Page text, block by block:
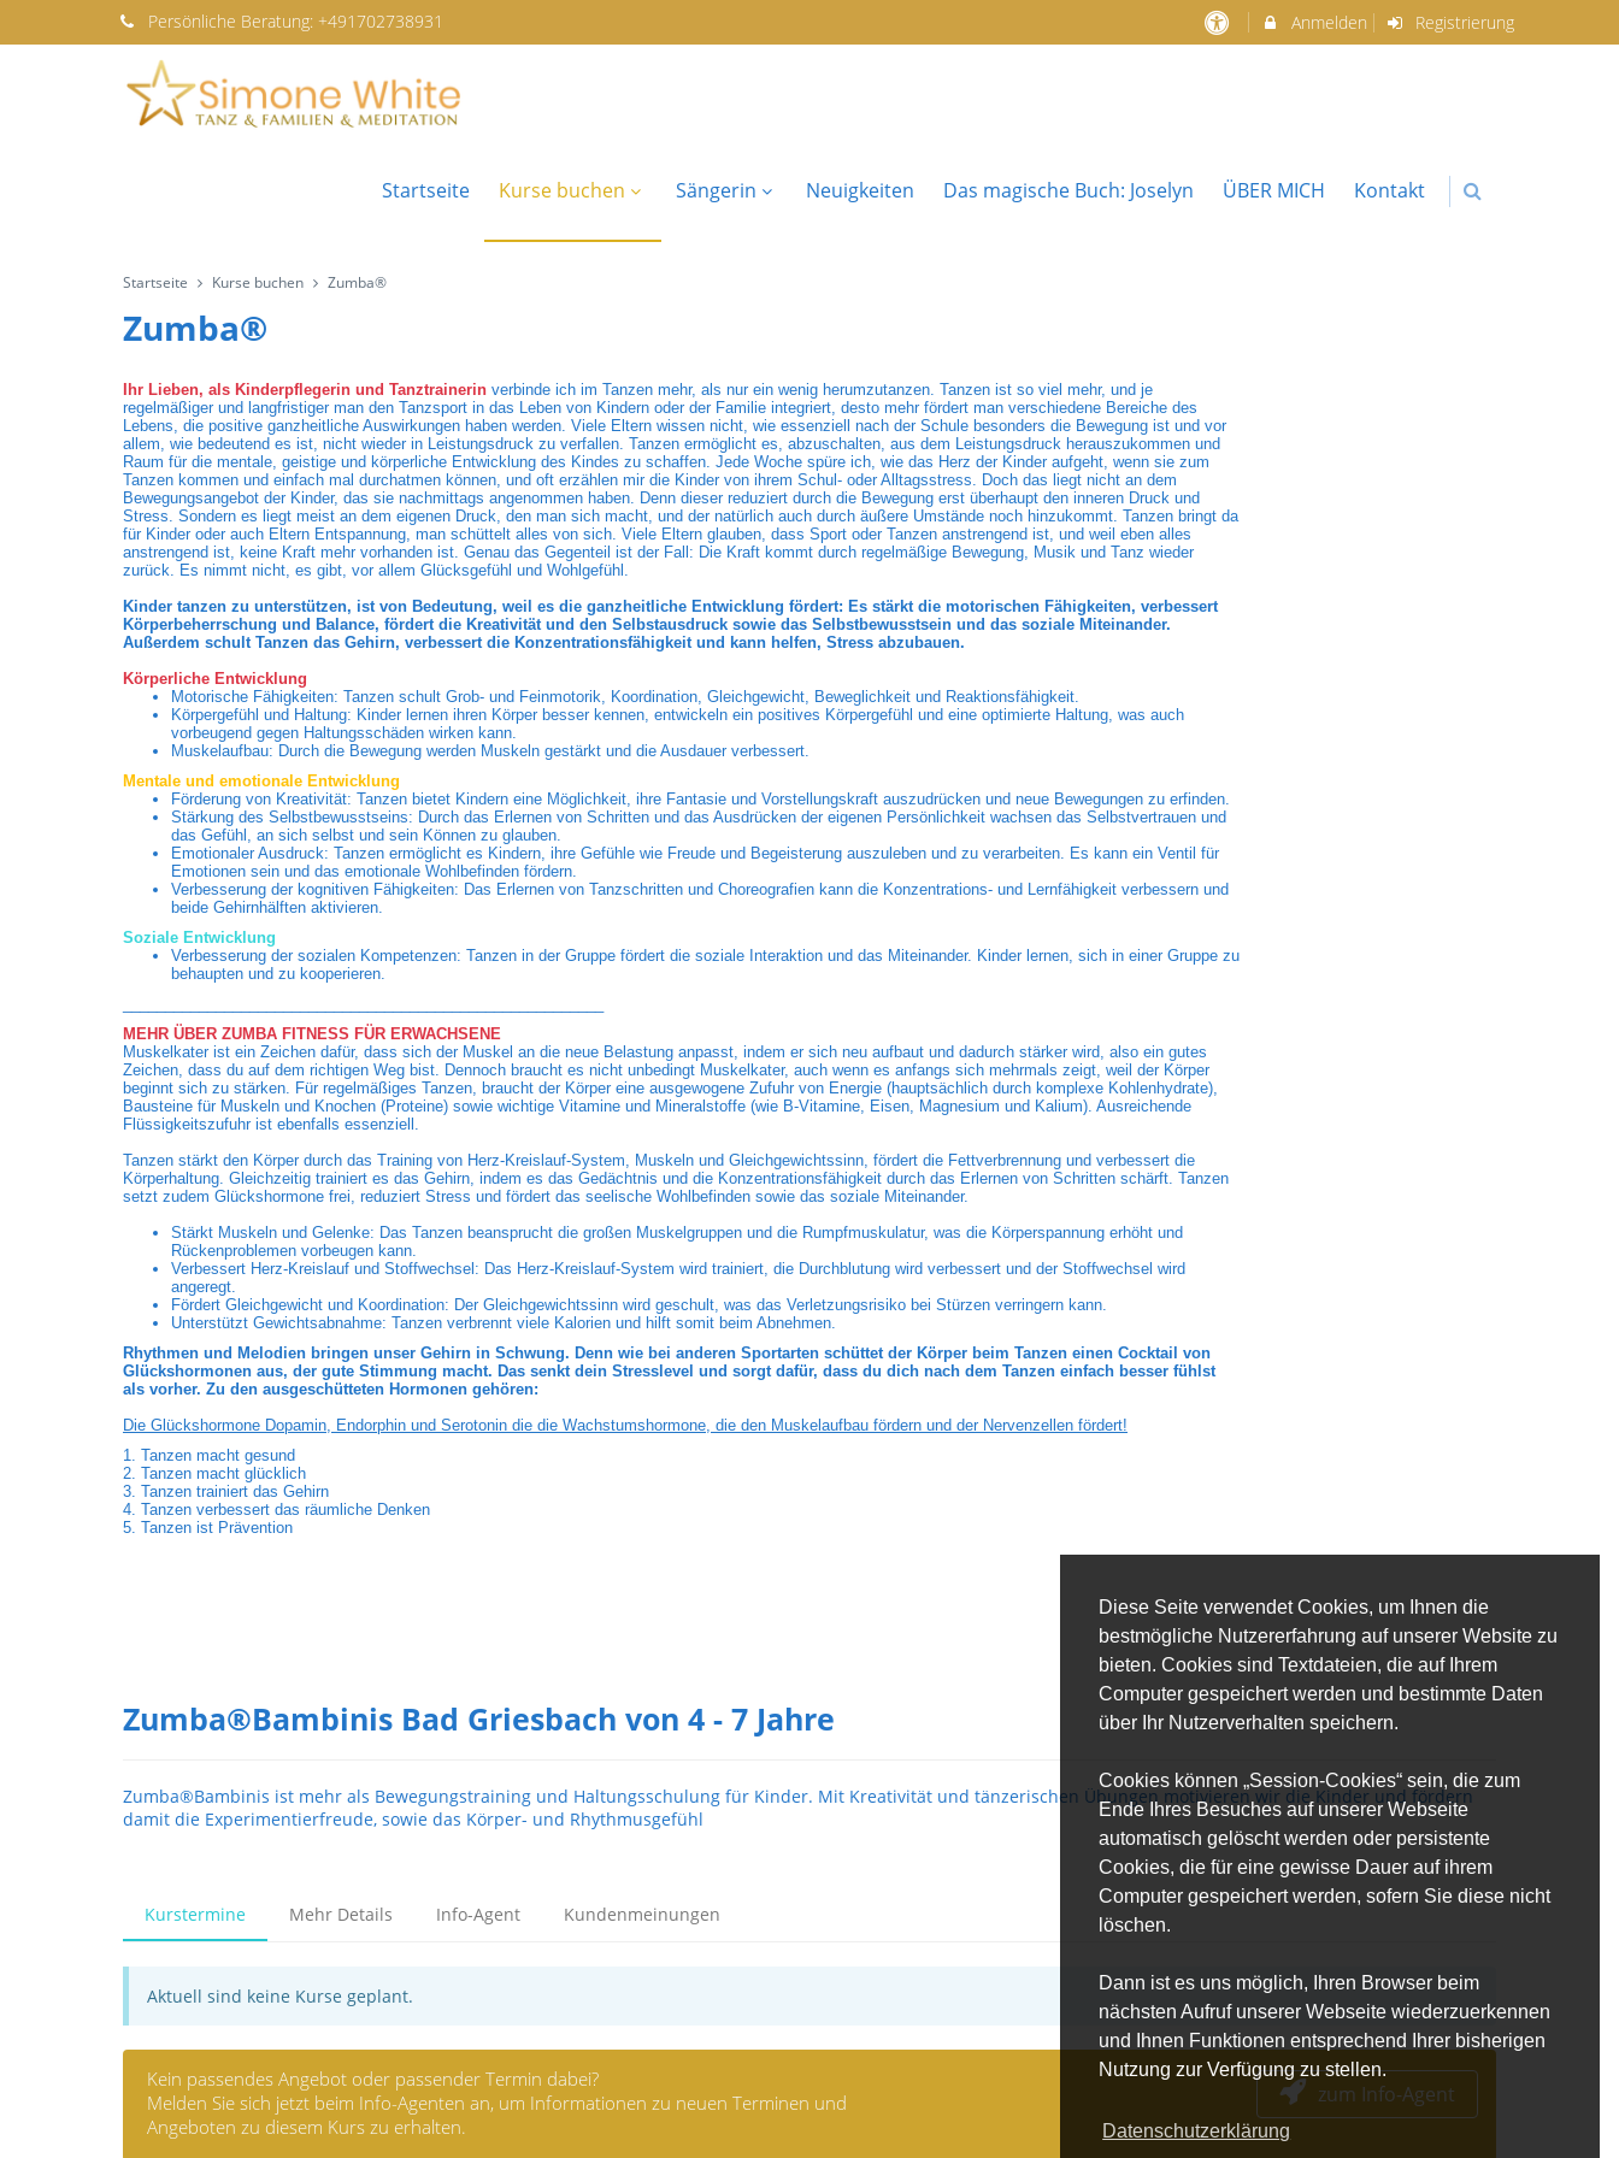
Diese Seite verwendet Cookies, um Ihnen die
bestmögliche Nutzererfahrung auf unserer Website zu
bieten. Cookies sind Textdateien, die auf Ihrem
Computer gespeichert werden und bestimmte Daten
über Ihr Nutzerverhalten speichern.
Cookies können „Session-Cookies“ sein, die zum
Ende Ihres Besuches auf unserer Webseite
automatisch gelöscht werden oder persistente
Cookies, die für eine gewisse Dauer auf ihrem
Computer gespeichert werden, sofern Sie diese nicht
löschen.
Dann ist es uns möglich, Ihren Browser beim
nächsten Aufruf unserer Webseite wiederzuerkennen
und Ihnen Funktionen entsprechend Ihrer bisherigen
Nutzung zur Verfügung zu stellen.
Datenschutzerklärung
Persönliche Beratung: +491702738931 Anmelden Registrierung
Startseite Kurse buchen Sängerin Neuigkeiten Das magische Buch: Joselyn ÜBER MICH Kontakt
Startseite Kurse buchen Zumba®
Zumba®
Ihr Lieben, als Kinderpflegerin und Tanztrainerin verbinde ich im Tanzen mehr, als nur ein wenig herumzutanzen. Tanzen ist so viel mehr, und je
regelmäßiger und langfristiger man den Tanzsport in das Leben von Kindern oder der Familie integriert, desto mehr fördert man verschiedene Bereiche des
Lebens, die positive ganzheitliche Auswirkungen haben werden. Viele Eltern wissen nicht, wie essenziell nach der Schule besonders die Bewegung ist und vor
allem, wie bedeutend es ist, nicht wieder in Leistungsdruck zu verfallen. Tanzen ermöglicht es, abzuschalten, aus dem Leistungsdruck herauszukommen und
Raum für die mentale, geistige und körperliche Entwicklung des Kindes zu schaffen. Jede Woche spüre ich, wie das Herz der Kinder aufgeht, wenn sie zum
Tanzen kommen und einfach mal durchatmen können, und oft erzählen mir die Kinder von ihrem Schul- oder Alltagsstress. Doch das liegt nicht an dem
Bewegungsangebot der Kinder, das sie nachmittags angenommen haben. Denn dieser reduziert durch die Bewegung erst überhaupt den inneren Druck und
Stress. Sondern es liegt meist an dem eigenen Druck, den man sich macht, und der natürlich auch durch äußere Umstände noch hinzukommt. Tanzen bringt da
für Kinder oder auch Eltern Entspannung, man schüttelt alles von sich. Viele Eltern glauben, dass Sport oder Tanzen anstrengend ist, und weil eben alles
anstrengend ist, keine Kraft mehr vorhanden ist. Genau das Gegenteil ist der Fall: Die Kraft kommt durch regelmäßige Bewegung, Musik und Tanz wieder
zurück. Es nimmt nicht, es gibt, vor allem Glücksgefühl und Wohlgefühl.
Kinder tanzen zu unterstützen, ist von Bedeutung, weil es die ganzheitliche Entwicklung fördert: Es stärkt die motorischen Fähigkeiten, verbessert
Körperbeherrschung und Balance, fördert die Kreativität und den Selbstausdruck sowie das Selbstbewusstsein und das soziale Miteinander.
Außerdem schult Tanzen das Gehirn, verbessert die Konzentrationsfähigkeit und kann helfen, Stress abzubauen.
Körperliche Entwicklung
Motorische Fähigkeiten: Tanzen schult Grob- und Feinmotorik, Koordination, Gleichgewicht, Beweglichkeit und Reaktionsfähigkeit.
Körpergefühl und Haltung: Kinder lernen ihren Körper besser kennen, entwickeln ein positives Körpergefühl und eine optimierte Haltung, was auch
vorbeugend gegen Haltungsschäden wirken kann.
Muskelaufbau: Durch die Bewegung werden Muskeln gestärkt und die Ausdauer verbessert.
Mentale und emotionale Entwicklung
Förderung von Kreativität: Tanzen bietet Kindern eine Möglichkeit, ihre Fantasie und Vorstellungskraft auszudrücken und neue Bewegungen zu erfinden.
Stärkung des Selbstbewusstseins: Durch das Erlernen von Schritten und das Ausdrücken der eigenen Persönlichkeit wachsen das Selbstvertrauen und
das Gefühl, an sich selbst und sein Können zu glauben.
Emotionaler Ausdruck: Tanzen ermöglicht es Kindern, ihre Gefühle wie Freude und Begeisterung auszuleben und zu verarbeiten. Es kann ein Ventil für
Emotionen sein und das emotionale Wohlbefinden fördern.
Verbesserung der kognitiven Fähigkeiten: Das Erlernen von Tanzschritten und Choreografien kann die Konzentrations- und Lernfähigkeit verbessern und
beide Gehirnhälften aktivieren.
Soziale Entwicklung
Verbesserung der sozialen Kompetenzen: Tanzen in der Gruppe fördert die soziale Interaktion und das Miteinander. Kinder lernen, sich in einer Gruppe zu
behaupten und zu kooperieren.
MEHR ÜBER ZUMBA FITNESS FÜR ERWACHSENE
Muskelkater ist ein Zeichen dafür, dass sich der Muskel an die neue Belastung anpasst, indem er sich neu aufbaut und dadurch stärker wird, also ein gutes
Zeichen, dass du auf dem richtigen Weg bist. Dennoch braucht es nicht unbedingt Muskelkater, auch wenn es anfangs sich mehrmals zeigt, weil der Körper
beginnt sich zu stärken. Für regelmäßiges Tanzen, braucht der Körper eine ausgewogene Zufuhr von Energie (hauptsächlich durch komplexe Kohlenhydrate),
Bausteine für Muskeln und Knochen (Proteine) sowie wichtige Vitamine und Mineralstoffe (wie B-Vitamine, Eisen, Magnesium und Kalium). Ausreichende
Flüssigkeitszufuhr ist ebenfalls essenziell.
Tanzen stärkt den Körper durch das Training von Herz-Kreislauf-System, Muskeln und Gleichgewichtssinn, fördert die Fettverbrennung und verbessert die
Körperhaltung. Gleichzeitig trainiert es das Gehirn, indem es das Gedächtnis und die Konzentrationsfähigkeit durch das Erlernen von Schritten schärft. Tanzen
setzt zudem Glückshormone frei, reduziert Stress und fördert das seelische Wohlbefinden sowie das soziale Miteinander.
Stärkt Muskeln und Gelenke: Das Tanzen beansprucht die großen Muskelgruppen und die Rumpfmuskulatur, was die Körperspannung erhöht und
Rückenproblemen vorbeugen kann.
Verbessert Herz-Kreislauf und Stoffwechsel: Das Herz-Kreislauf-System wird trainiert, die Durchblutung wird verbessert und der Stoffwechsel wird
angeregt.
Fördert Gleichgewicht und Koordination: Der Gleichgewichtssinn wird geschult, was das Verletzungsrisiko bei Stürzen verringern kann.
Unterstützt Gewichtsabnahme: Tanzen verbrennt viele Kalorien und hilft somit beim Abnehmen.
Rhythmen und Melodien bringen unser Gehirn in Schwung. Denn wie bei anderen Sportarten schüttet der Körper beim Tanzen einen Cocktail von
Glückshormonen aus, der gute Stimmung macht. Das senkt dein Stresslevel und sorgt dafür, dass du dich nach dem Tanzen einfach besser fühlst
als vorher. Zu den ausgeschütteten Hormonen gehören:
Die Glückshormone Dopamin, Endorphin und Serotonin die die Wachstumshormone, die den Muskelaufbau fördern und der Nervenzellen fördert!
1. Tanzen macht gesund
2. Tanzen macht glücklich
3. Tanzen trainiert das Gehirn
4. Tanzen verbessert das räumliche Denken
5. Tanzen ist Prävention
Zumba®Bambinis Bad Griesbach von 4 - 7 Jahre
Zumba®Bambinis ist mehr als Bewegungstraining und Haltungsschulung für Kinder. Mit Kreativität und tänzerischen Übungen motivieren wir die Kinder und fördern
damit die Experimentierfreude, sowie das Körper- und Rhythmusgefühl
Kurstermine Mehr Details Info-Agent Kundenmeinungen
Aktuell sind keine Kurse geplant.
Kein passendes Angebot oder passender Termin dabei?
Melden Sie sich jetzt beim Info-Agenten an, um Informationen zu neuen Terminen und
Angeboten zu diesem Kurs zu erhalten.
zum Info-Agent